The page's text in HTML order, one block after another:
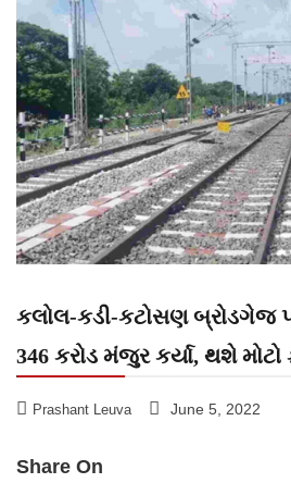
કલોલ-કડી-કટોસણ બ્રોડગેજ
346 કરોડ મંજુર કર્યા, થશે મોટો
Prashant Leuva June 5, 2022
Share On